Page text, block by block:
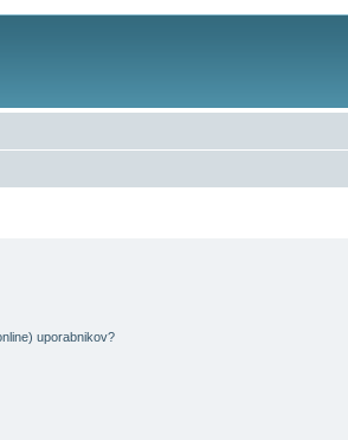
uporabnikov?